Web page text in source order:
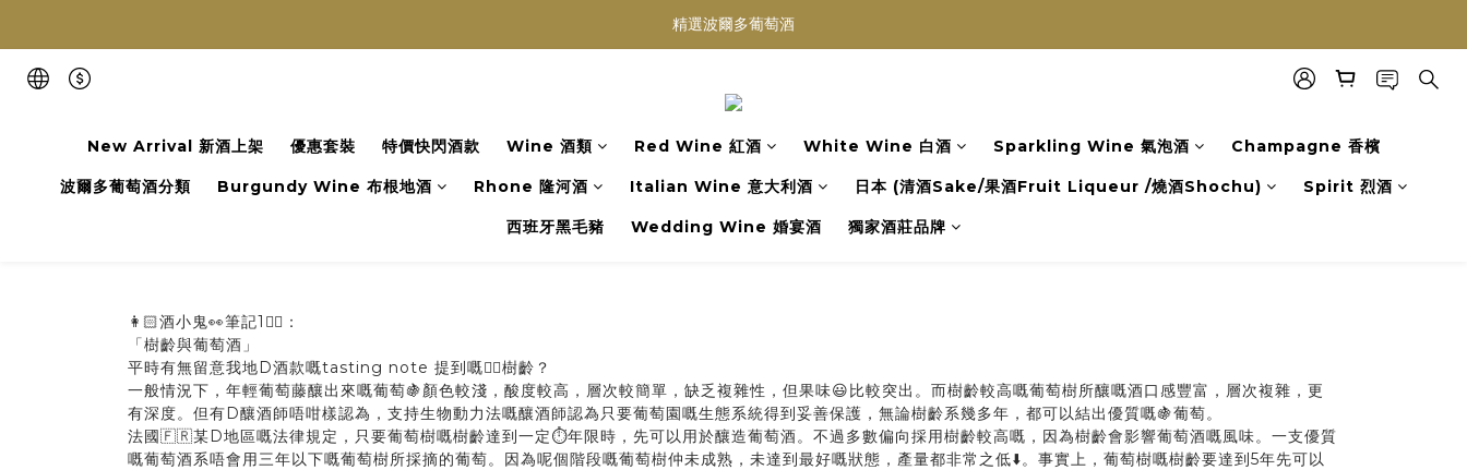
買滿任何酒類 六支 或買滿 $1200 (不限支數) 皆可享免費送貨
精選波爾多葡萄酒
New Arrival 新酒上架
優惠套裝 特價快閃酒款 Wine 酒類 Red Wine 紅酒 White Wine 白酒 Sparkling Wine 氣泡酒 Champagne 香檳
波爾多葡萄酒分類 Burgundy Wine 布根地酒 Rhone 隆河酒 Italian Wine 意大利酒 日本 (清酒Sake/果酒Fruit Liqueur /燒酒Shochu) Spirit 烈酒
西班牙黑毛豬 Wedding Wine 婚宴酒 獨家酒莊品牌
👩🏻酒小鬼👀筆記1✍🏻：
「樹齡與葡萄酒」
平時有無留意我地D酒款嘅tasting note 提到嘅👉🏻樹齡？
一般情況下，年輕葡萄藤釀出來嘅葡萄🍇顏色較淺，酸度較高，層次較簡單，缺乏複雜性，但果味😃比較突出。而樹齡較高嘅葡萄樹所釀嘅酒口感豐富，層次複雜，更
有深度。但有D釀酒師唔咁樣認為，支持生物動力法嘅釀酒師認為只要葡萄園嘅生態系統得到妥善保護，無論樹齡系幾多年，都可以結出優質嘅🍇葡萄。
法國🇫🇷某D地區嘅法律規定，只要葡萄樹嘅樹齡達到一定⏱年限時，先可以用於釀造葡萄酒。不過多數偏向採用樹齡較高嘅，因為樹齡會影響葡萄酒嘅風味。一支優質
嘅葡萄酒系唔會用三年以下嘅葡萄樹所採摘的葡萄。因為呢個階段嘅葡萄樹仲未成熟，未達到最好嘅狀態，產量都非常之低⬇️。事實上，葡萄樹嘅樹齡要達到5年先可以